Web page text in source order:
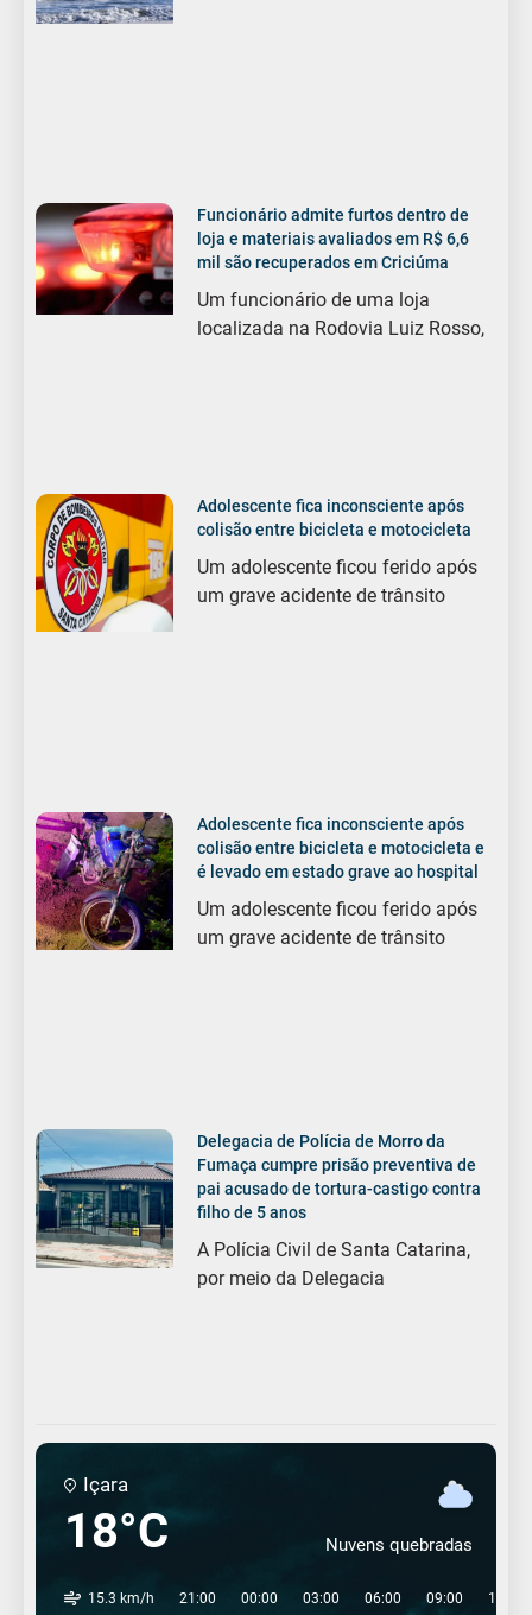
Funcionário admite furtos dentro de
loja e materiais avaliados em R$ 6,6
mil são recuperados em Criciúma
Um funcionário de uma loja
localizada na Rodovia Luiz Rosso,
Adolescente fica inconsciente após
colisão entre bicicleta e motocicleta
Um adolescente ficou ferido após
um grave acidente de trânsito
Adolescente fica inconsciente após
colisão entre bicicleta e motocicleta e
é levado em estado grave ao hospital
Um adolescente ficou ferido após
um grave acidente de trânsito
Delegacia de Polícia de Morro da
Fumaça cumpre prisão preventiva de
pai acusado de tortura-castigo contra
filho de 5 anos
A Polícia Civil de Santa Catarina,
por meio da Delegacia
Içara
18°C Nuvens quebradas
15.3 km/h 21:00 00:00 03:00 06:00 09:00 12:00